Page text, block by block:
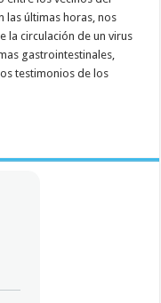
las últimas horas, nos
la circulación de un virus
gastrointestinales,
testimonios de los